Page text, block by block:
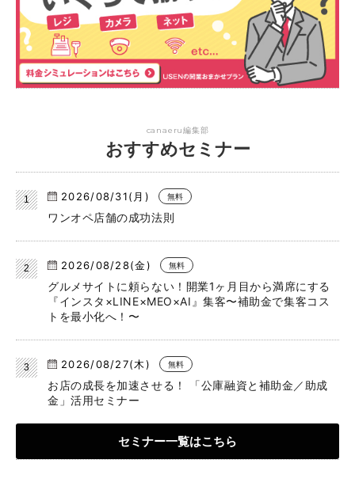
canaeru編集部
おすすめセミナー
2026/08/31(月) 無料
ワンオペ店舗の成功法則
2026/08/28(金) 無料
グルメサイトに頼らない！開業1ヶ月目から満席にする
『インスタ×LINE×MEO×AI』集客〜補助金で集客コス
トを最小化へ！〜
2026/08/27(木) 無料
お店の成長を加速させる！ 「公庫融資と補助金／助成
金」活用セミナー
セミナー一覧はこちら